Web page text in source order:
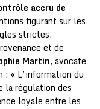
accru de
figurant sur les
strictes,
et de
Martin, avocate
« L’information du
la régulation des
loyale entre les